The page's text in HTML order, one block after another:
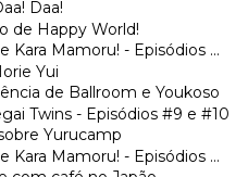
Daa!
de Happy World!
Mamoru! - Episódios ...
Yui
de Ballroom e Youkoso
Twins - Episódios #9 e #10
Yurucamp
Mamoru! - Episódios ...